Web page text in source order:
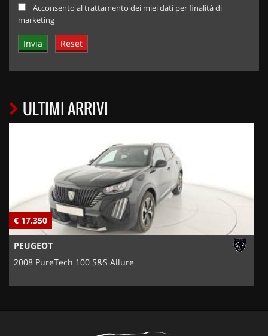
Acconsento al trattamento dei miei dati per finalità di
marketing
ULTIMI ARRIVI
€ 17.350
PEUGEOT
2008 PureTech 100 S&S Allure